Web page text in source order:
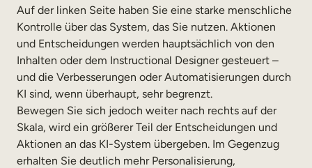
Auf der linken Seite haben Sie eine starke menschliche
Kontrolle über das System, das Sie nutzen. Aktionen
und Entscheidungen werden hauptsächlich von den
Inhalten oder dem Instructional Designer gesteuert –
und die Verbesserungen oder Automatisierungen durch
KI sind, wenn überhaupt, sehr begrenzt.
Bewegen Sie sich jedoch weiter nach rechts auf der
Skala, wird ein größerer Teil der Entscheidungen und
Aktionen an das KI-System übergeben. Im Gegenzug
erhalten Sie deutlich mehr Personalisierung,